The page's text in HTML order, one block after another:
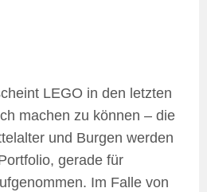
LEGO in den letzten
machen zu können – die
und Burgen werden
gerade für
Im Falle von